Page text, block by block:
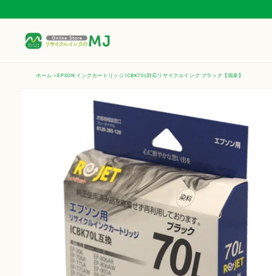
進む
ホーム EPSON インクカートリッジ ICBK70L対応リサイクルインク ブラック【国産】